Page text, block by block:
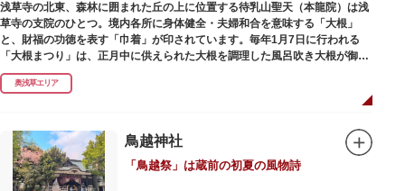
浅草寺の北東、森林に囲まれた丘の上に位置する待乳山聖天（本龍院）は浅
草寺の支院のひとつ。境内各所に身体健全・夫婦和合を意味する「大根」
と、財福の功徳を表す「巾着」が印されています。毎年1月7日に行われる
「大根まつり」は、正月中に供えられた大根を調理した風呂吹き大根が御神
酒とともに参拝者に振る舞われるイベント。聖天様のお下がりの大根をいた
だくことで、心身健康のご利益があるそうです。
養する最高の祈祷法。心願成就の力があると考えられており、依頼すると7
日間毎朝祈祷していただけます。また、浅草名所七福神のひとつとしても知
られ、毘沙門天が祀られています。
奥浅草エリア
鳥越神社
「鳥越祭」は蔵前の初夏の風物詩